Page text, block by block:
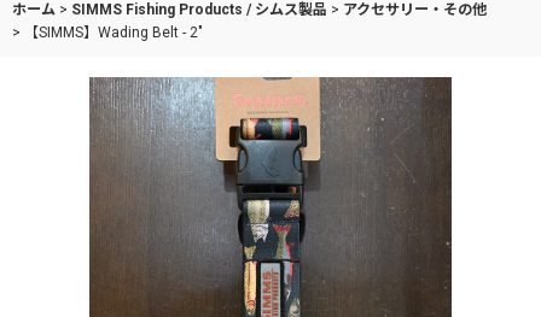
ホーム > SIMMS Fishing Products / シムス製品 > アクセサリー・その他
>
【SIMMS】Wading Belt - 2"